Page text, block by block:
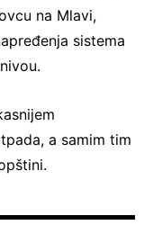
na Mlavi,
sistema
a samim tim